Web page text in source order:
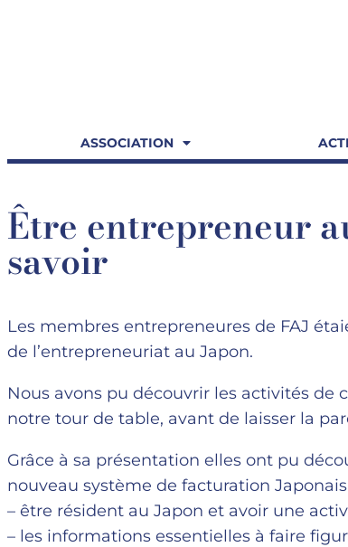
ASSOCIATION
Être entrepreneur
savoir
Les membres entrepreneures de FAJ
de l’entrepreneuriat au Japon.
Nous avons pu découvrir les activités de
notre tour de table, avant de laisser la
Grâce à sa présentation elles ont pu
nouveau système de facturation Japonais
– être résident au Japon et avoir une
– les informations essentielles à faire